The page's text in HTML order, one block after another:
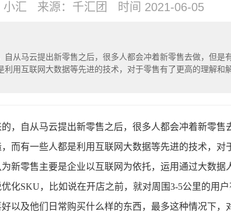
小汇 来源：千汇团 时间 2021-06-05
自从马云提出新零售之后，很多人都会冲着新零售去做，但是
利用互联网大数据等先进的技术，对于零售有了更高的理解和
，自从马云提出新零售之后，很多人都会冲着新零售
而有一些人都是利用互联网大数据等先进的技术，对
新零售主要是企业以互联网为依托，运用通过大数据
化SKU，比如说在开店之前，就对周围3-5公里的用
以及他们日常购买什么样的东西，最多这种情况下，